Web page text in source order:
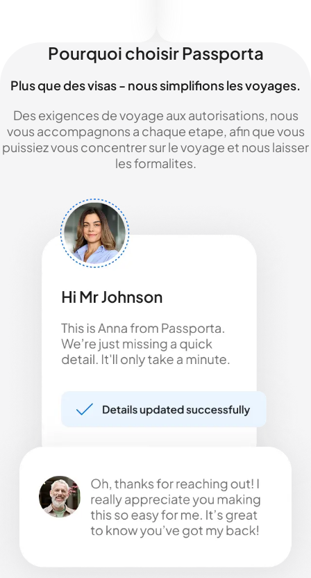
Pourquoi choisir Passporta
Plus que des visas - nous simplifions les voyages.
Des exigences de voyage aux autorisations, nous
vous accompagnons a chaque etape, afin que vous
puissiez vous concentrer sur le voyage et nous laisser
les formalites.